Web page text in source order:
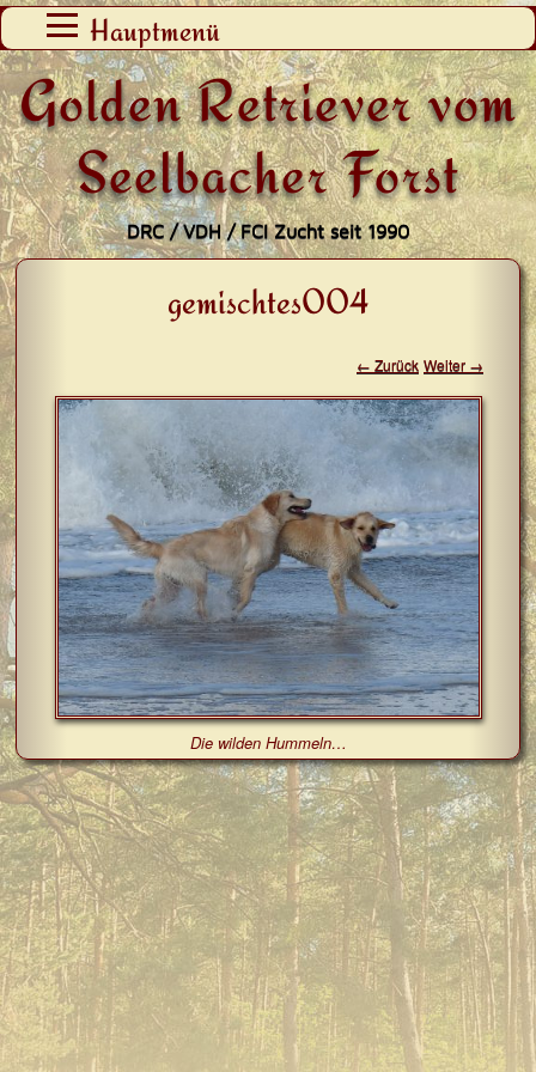
Golden Retriever vom
Seelbacher Forst
DRC / VDH / FCI Zucht seit 1990
Hauptmenü
Zum
Inhalt
springen
gemischtes004
← Zurück Weiter →
Die wilden Hummeln…